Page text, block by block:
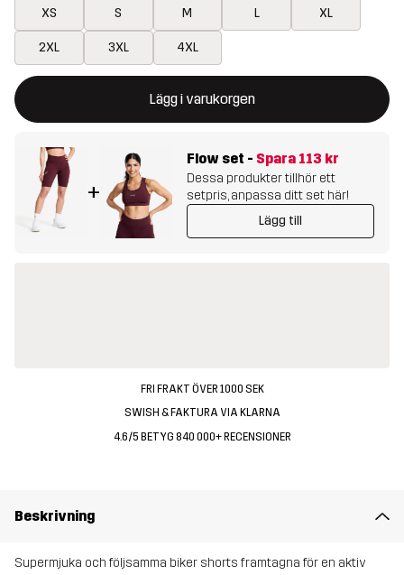
XS S M L XL
2XL 3XL 4XL
Lägg i varukorgen
Denna knapp kommer att öppna en modal som bekräftar en ny
{{size}} inte tillgänglig
+
Flow set - Spara 113 kr
Dessa produkter tillhör ett
setpris, anpassa ditt set här!
Lägg till
FRI FRAKT ÖVER 1000 SEK
SWISH & FAKTURA VIA KLARNA
4.6/5 BETYG 840 000+ RECENSIONER
Beskrivning
Supermjuka och följsamma biker shorts framtagna för en aktiv